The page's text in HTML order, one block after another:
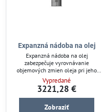
Expanzná nádoba na olej
Expanzná nádoba na olej
zabezpečuje vyrovnávanie
objemových zmien oleja pri jeho
zahrievaní alebo ochladzovaní.
Chráni závlahové a olejové
systémy pred poškodením a
udržiava stabilnú hladinu média v
uzavretých okruhoch. Vhodná je pre
Vypredané
3221,28 €
Zobraziť